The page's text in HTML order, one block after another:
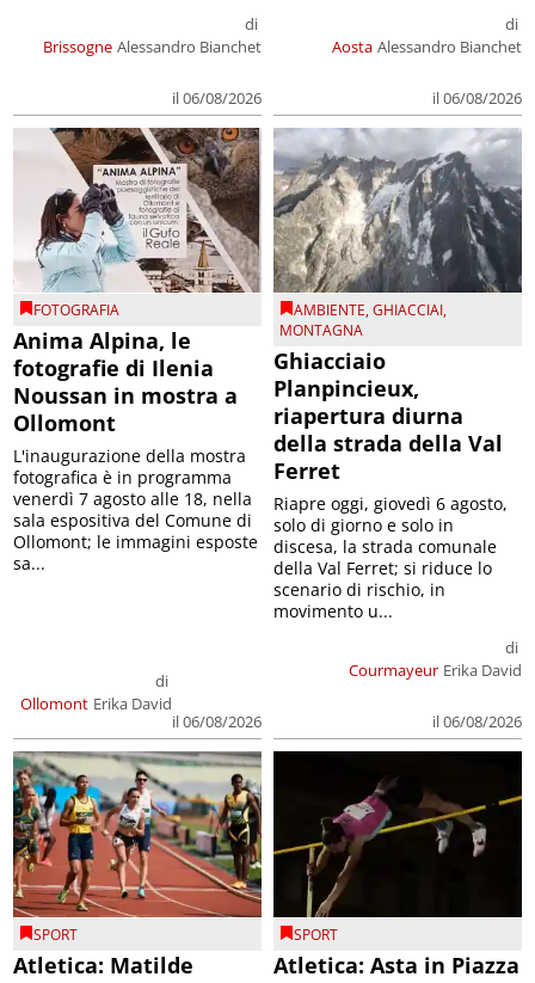
Brissogne
di
Alessandro Bianchet
il 06/08/2026
Aosta
di
Alessandro Bianchet
il 06/08/2026
FOTOGRAFIA
Anima Alpina, le
fotografie di Ilenia
Noussan in mostra a
Ollomont
Ollomont
di
Erika David
il 06/08/2026
L'inaugurazione della mostra
fotografica è in programma
venerdì 7 agosto alle 18, nella
sala espositiva del Comune di
Ollomont; le immagini esposte
sa...
AMBIENTE,GHIACCIAI,
MONTAGNA
Ghiacciaio
Planpincieux,
riapertura diurna
della strada della Val
Ferret
Courmayeur
di
Erika David
il 06/08/2026
Riapre oggi, giovedì 6 agosto,
solo di giorno e solo in
discesa, la strada comunale
della Val Ferret; si riduce lo
scenario di rischio, in
movimento u...
SPORT
Atletica: Matilde
SPORT
Atletica: Asta in Piazza